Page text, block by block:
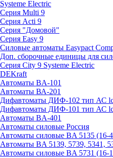
Systeme Electric
Серия Multi 9
Серия Acti 9
Серия "Домовой"
Серия Easy 9
Силовые автоматы Easypact
Доп. сборочные единицы для
Серия City 9 Systeme Electric
DEKraft
Автоматы BA-101
Автоматы ВА-201
Дифавтоматы ДИФ-102 тип АС
Дифавтоматы ДИФ-101 тип АС
Автоматы BA-401
Автоматы силовые Россия
Автоматы силовые BA 5135 (16-
Автоматы BA 5139, 5739, 5341,
Автоматы силовые BA 5731 (16-